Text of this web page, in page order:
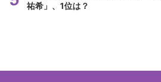
祐希」、1位は？